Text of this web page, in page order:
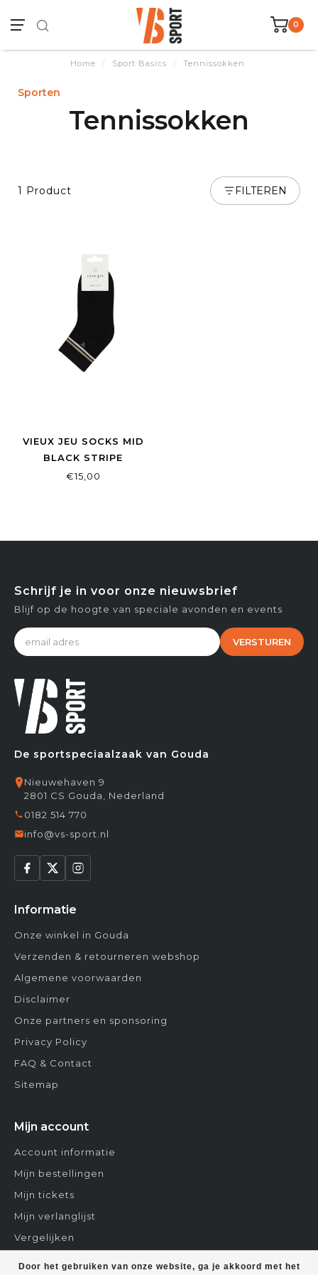
0
Home / Sport Basics / Tennissokken
Sporten
Tennissokken
1 Product FILTEREN
VIEUX JEU SOCKS MID
BLACK STRIPE
€15,00
Door het gebruiken van onze website, ga je akkoord met het
De sportspeciaalzaak van Gouda
Nieuwehaven 9
2801 CS Gouda, Nederland
0182 514 770
info@vs-sport.nl
Informatie
Onze winkel in Gouda
Verzenden & retourneren webshop
Algemene voorwaarden
Disclaimer
Onze partners en sponsoring
Privacy Policy
FAQ & Contact
Sitemap
Mijn account
Account informatie
Mijn bestellingen
Mijn tickets
Mijn verlanglijst
Vergelijken
Schrijf je in voor onze nieuwsbrief
Blijf op de hoogte van speciale avonden en events
VERSTUREN